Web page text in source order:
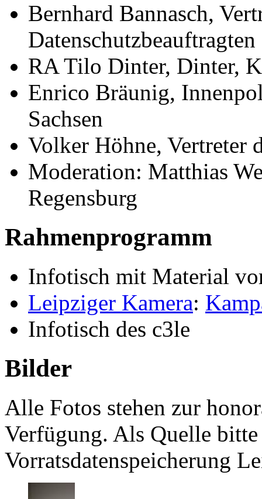
Bernhard Bannasch,
Datenschutzbeauftragten
RA Tilo Dinter, Dinter,
Enrico Bräunig,
Sachsen
Volker Höhne, Vertreter
Moderation: Matthias
Regensburg
Rahmenprogramm
Infotisch mit Material
Leipziger Kamera:
Infotisch des c3le
Bilder
Alle Fotos stehen zur
Verfügung. Als Quelle
Vorratsdatenspeicherung